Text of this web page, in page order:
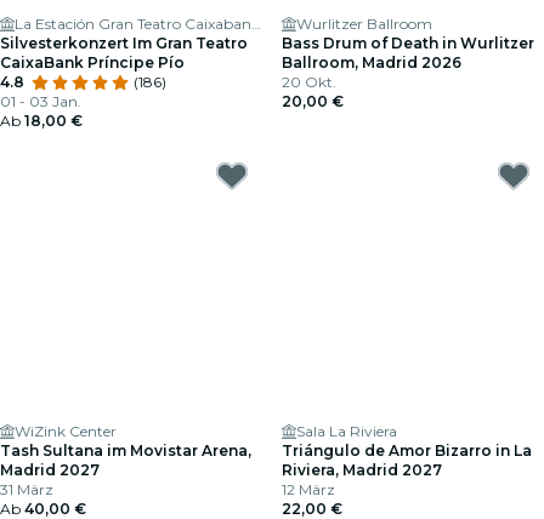
La Estación Gran Teatro Caixabank Príncipe Pío
Silvesterkonzert Im Gran Teatro
CaixaBank Príncipe Pío
4.8
(186)
01 - 03 Jan.
Ab 18,00 €
Wurlitzer Ballroom
Bass Drum of Death in Wurlitzer
Ballroom, Madrid 2026
20 Okt.
20,00 €
WiZink Center
Tash Sultana im Movistar Arena,
Madrid 2027
31 März
Ab 40,00 €
Sala La Riviera
Triángulo de Amor Bizarro in La
Riviera, Madrid 2027
12 März
22,00 €